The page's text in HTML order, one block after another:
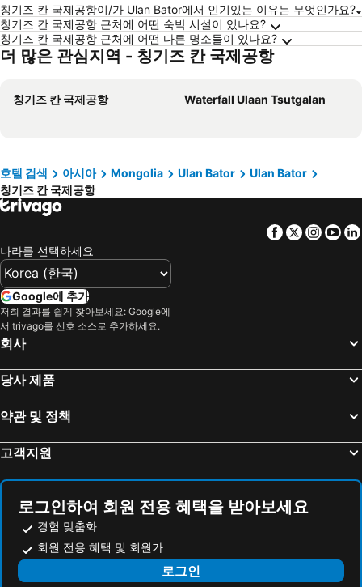
칭기즈 칸 국제공항이/가 Ulan Bator에서 인기있는 이유는 무엇인가요?
칭기즈 칸 국제공항 근처에 어떤 숙박 시설이 있나요?
칭기즈 칸 국제공항 근처에 어떤 다른 명소들이 있나요?
더 많은 관심지역 - 칭기즈 칸 국제공항
칭기즈 칸 국제공항 Waterfall Ulaan Tsutgalan
호텔 검색 아시아 Mongolia Ulan Bator
Ulan Bator
칭기즈 칸 국제공항
Facebook
Twitter
나라를 선택하세요
Google에 추가
저희 결과를 쉽게 찾아보세요: Google에
서 trivago를 선호 소스로 추가하세요.
회사
당사 제품
약관 및 정책
고객지원
로그인하여 회원 전용 혜택을 받아보세요
경험 맞춤화
회원 전용 혜택 및 회원가
로그인